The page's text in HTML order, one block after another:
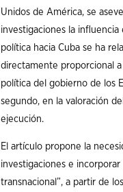
Unidos de América, se
investigaciones la
política hacia Cuba se ha
directamente proporcional
política del gobierno de los
segundo, en la valoración
ejecución.
El artículo propone la
investigaciones e
transnacional”, a partir de